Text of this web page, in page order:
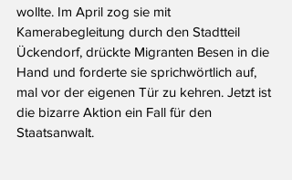
wollte. Im April zog sie mit
Kamerabegleitung durch den Stadtteil
Ückendorf, drückte Migranten Besen in die
Hand und forderte sie sprichwörtlich auf,
mal vor der eigenen Tür zu kehren. Jetzt ist
die bizarre Aktion ein Fall für den
Staatsanwalt.